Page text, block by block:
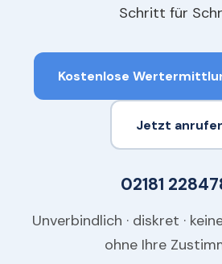
Schritt für
Kostenlose
Jetzt
02181
Unverbindlich · diskret ·
ohne Ihre